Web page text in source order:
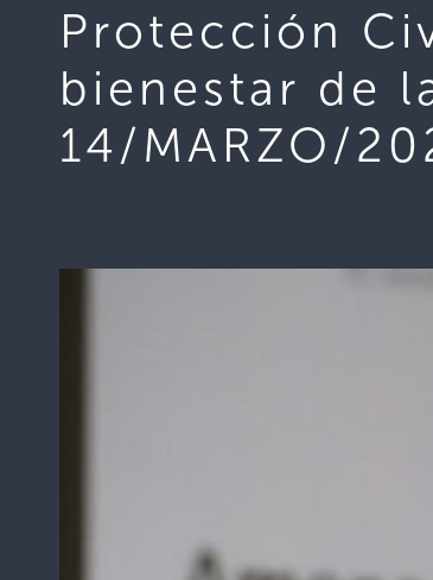
Protección
bienestar de
14/MARZO/